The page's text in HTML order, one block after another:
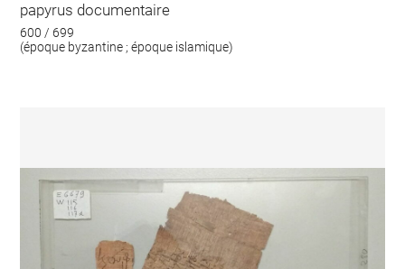
papyrus documentaire
600 / 699
(époque byzantine ; époque islamique)